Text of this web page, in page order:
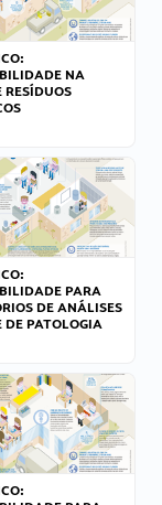
NA
RESÍDUOS
PARA
DE ANÁLISES
DE PATOLOGIA